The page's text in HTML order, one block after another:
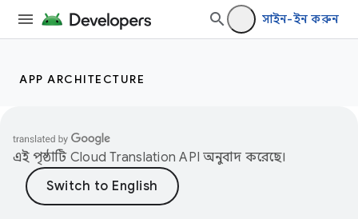
সাইন-ইন করুন
APP ARCHITECTURE
এই পৃষ্ঠাটি Cloud Translation API অনুবাদ করেছে।